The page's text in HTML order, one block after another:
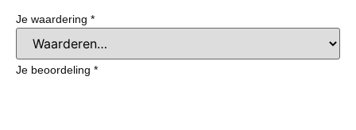
Je waardering *
Je beoordeling *